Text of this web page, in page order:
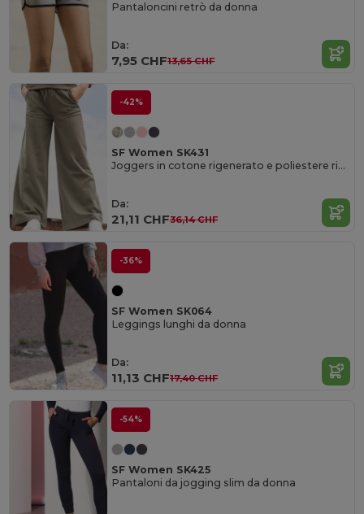
Pantaloncini retrò da donna
Da:
7,95 CHF13,65 CHF
-42%
SF Women SK431
Joggers in cotone rigenerato e poliestere riciclato
Da:
21,11 CHF36,14 CHF
-36%
SF Women SK064
Leggings lunghi da donna
Da:
11,13 CHF17,40 CHF
-54%
SF Women SK425
Pantaloni da jogging slim da donna